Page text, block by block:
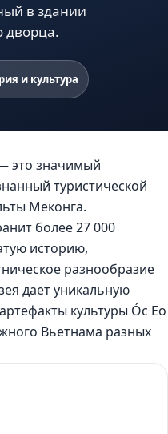
в здании
дворца.
и культура
это значимый
туристической
Меконга.
более 27 000
историю,
разнообразие
дает уникальную
культуры Óc Eo
Вьетнама разных